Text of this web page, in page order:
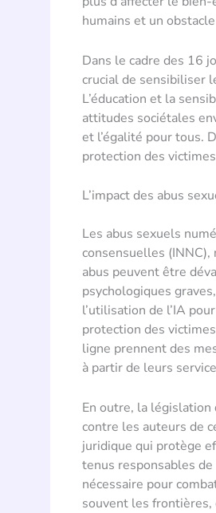
humains et un
Dans le cadre des 16
crucial de sensibiliser
L’éducation et la
attitudes sociétales
et l’égalité pour tous.
protection des
L’impact des abus
Les abus sexuels
consensuelles (INNC),
abus peuvent être
psychologiques
l’utilisation de l’IA
protection des
ligne prennent des
à partir de leurs
En outre, la législation
contre les auteurs de
juridique qui protège
tenus responsables
nécessaire pour
souvent les